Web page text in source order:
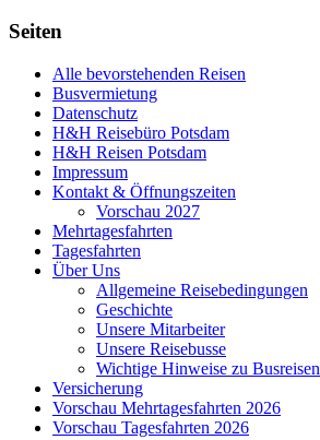
Seiten
Alle bevorstehenden Reisen
Busvermietung
Datenschutz
H&H Reisebüro Potsdam
H&H Reisen Potsdam
Impressum
Kontakt & Öffnungszeiten
Vorschau 2027
Mehrtagesfahrten
Tagesfahrten
Über Uns
Allgemeine Reisebedingungen
Geschichte
Unsere Mitarbeiter
Unsere Reisebusse
Wichtige Hinweise zu Busreisen
Versicherung
Vorschau Mehrtagesfahrten 2026
Vorschau Tagesfahrten 2026